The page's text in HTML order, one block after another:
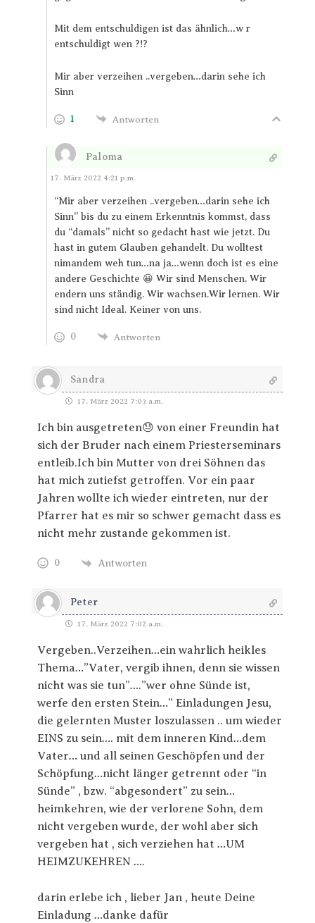
Mit dem entschuldigen ist das ähnlich…w r
entschuldigt wen ?!?
Mir aber verzeihen ..vergeben…darin sehe ich
Sinn
1 Antworten
Paloma
Antworten
17. März 2022 4:21 p.m.
“Mir aber verzeihen ..vergeben…darin sehe ich
Sinn” bis du zu einem Erkenntnis kommst, dass
du “damals” nicht so gedacht hast wie jetzt. Du
hast in gutem Glauben gehandelt. Du wolltest
nimandem weh tun…na ja…wenn doch ist es eine
andere Geschichte 😀 Wir sind Menschen. Wir
endern uns ständig. Wir wachsen.Wir lernen. Wir
sind nicht Ideal. Keiner von uns.
0 Antworten
Sandra
17. März 2022 7:03 a.m.
Ich bin ausgetreten😓 von einer Freundin hat
sich der Bruder nach einem Priesterseminars
entleib.Ich bin Mutter von drei Söhnen das
hat mich zutiefst getroffen. Vor ein paar
Jahren wollte ich wieder eintreten, nur der
Pfarrer hat es mir so schwer gemacht dass es
nicht mehr zustande gekommen ist.
0 Antworten
Peter
17. März 2022 7:02 a.m.
Vergeben..Verzeihen…ein wahrlich heikles
Thema…”Vater, vergib ihnen, denn sie wissen
nicht was sie tun”….”wer ohne Sünde ist,
werfe den ersten Stein…” Einladungen Jesu,
die gelernten Muster loszulassen .. um wieder
EINS zu sein…. mit dem inneren Kind…dem
Vater… und all seinen Geschöpfen und der
Schöpfung…nicht länger getrennt oder “in
Sünde” , bzw. “abgesondert” zu sein…
heimkehren, wie der verlorene Sohn, dem
nicht vergeben wurde, der wohl aber sich
vergeben hat , sich verziehen hat …UM
HEIMZUKEHREN ….
darin erlebe ich , lieber Jan , heute Deine
Einladung …danke dafür